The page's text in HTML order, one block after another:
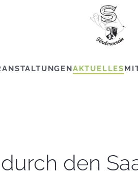
AKTUELLES
den